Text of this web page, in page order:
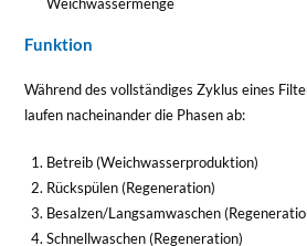
Funktion
Während des vollständiges Zyklus eines
laufen nacheinander die Phasen ab:
Betreib (Weichwasserproduktion)
Rückspülen (Regeneration)
Besalzen/Langsamwaschen
Schnellwaschen (Regeneration)